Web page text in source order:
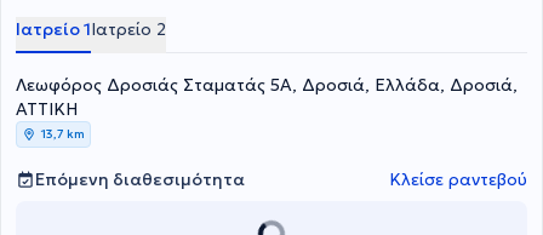
Ιατρείο 1Ιατρείο 2
Λεωφόρος Δροσιάς Σταματάς 5Α, Δροσιά, Ελλάδα, Δροσιά,
ΑΤΤΙΚΗ
13,7 km
Επόμενη διαθεσιμότητα Κλείσε ραντεβού